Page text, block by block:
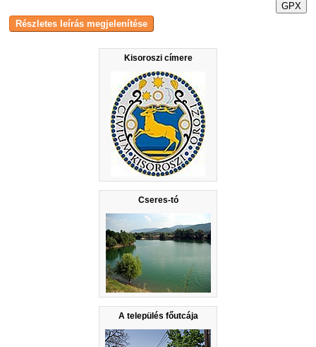
Kisoroszi címere
Cseres-tó
A település főutcája
GPX